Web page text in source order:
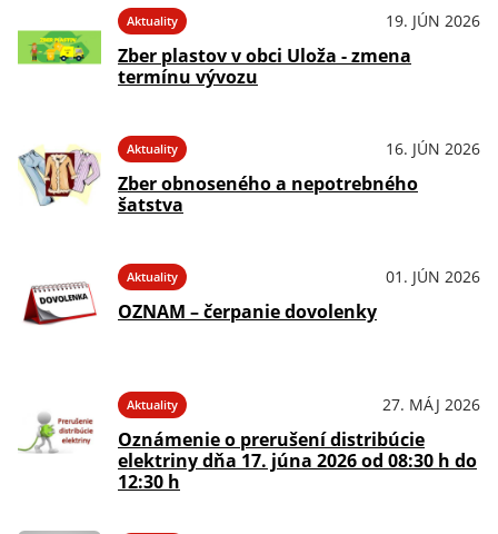
Aktuality 19. JÚN 2026
Zber plastov v obci Uloža - zmena
termínu vývozu
Aktuality 16. JÚN 2026
Zber obnoseného a nepotrebného
šatstva
Aktuality 01. JÚN 2026
OZNAM – čerpanie dovolenky
Aktuality 27. MÁJ 2026
Oznámenie o prerušení distribúcie
elektriny dňa 17. júna 2026 od 08:30 h do
12:30 h